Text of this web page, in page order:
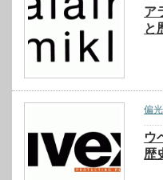
ア
と
偏
ウ
歴